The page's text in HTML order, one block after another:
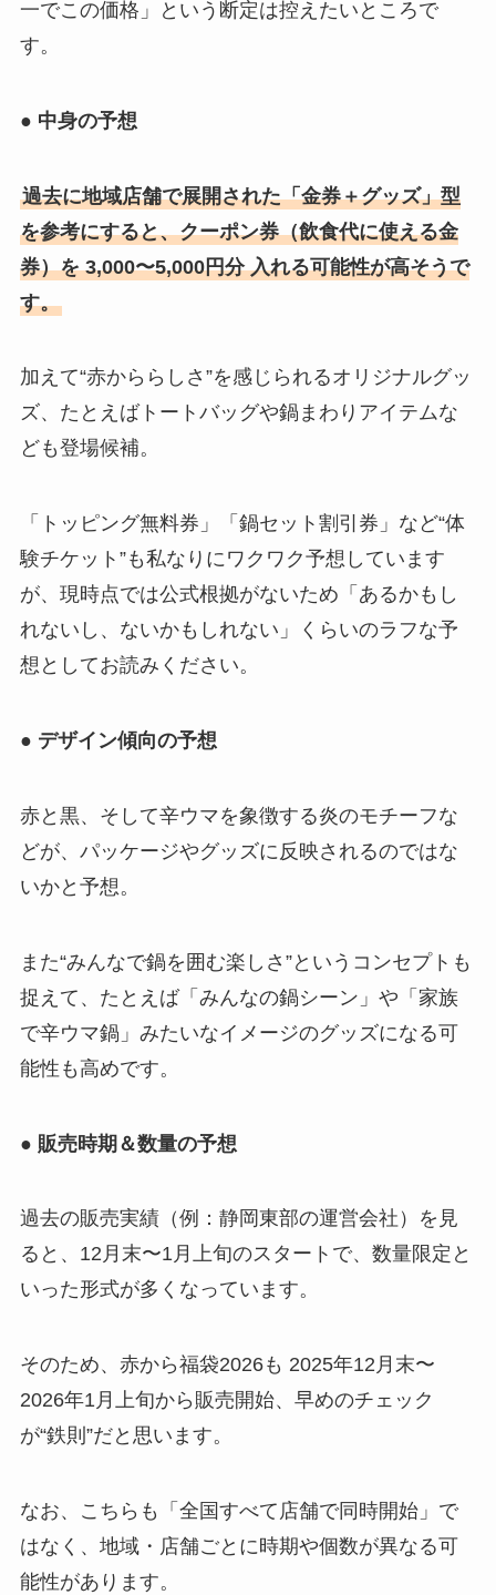
一でこの価格」という断定は控えたいところで
す。
● 中身の予想
過去に地域店舗で展開された「金券＋グッズ」型
を参考にすると、クーポン券（飲食代に使える金
券）を 3,000〜5,000円分 入れる可能性が高そうで
す。
加えて“赤かららしさ”を感じられるオリジナルグッ
ズ、たとえばトートバッグや鍋まわりアイテムな
ども登場候補。
「トッピング無料券」「鍋セット割引券」など“体
験チケット”も私なりにワクワク予想しています
が、現時点では公式根拠がないため「あるかもし
れないし、ないかもしれない」くらいのラフな予
想としてお読みください。
● デザイン傾向の予想
赤と黒、そして辛ウマを象徴する炎のモチーフな
どが、パッケージやグッズに反映されるのではな
いかと予想。
また“みんなで鍋を囲む楽しさ”というコンセプトも
捉えて、たとえば「みんなの鍋シーン」や「家族
で辛ウマ鍋」みたいなイメージのグッズになる可
能性も高めです。
● 販売時期＆数量の予想
過去の販売実績（例：静岡東部の運営会社）を見
ると、12月末〜1月上旬のスタートで、数量限定と
いった形式が多くなっています。
そのため、赤から福袋2026も 2025年12月末〜
2026年1月上旬から販売開始、早めのチェック
が“鉄則”だと思います。
なお、こちらも「全国すべて店舗で同時開始」で
はなく、地域・店舗ごとに時期や個数が異なる可
能性があります。